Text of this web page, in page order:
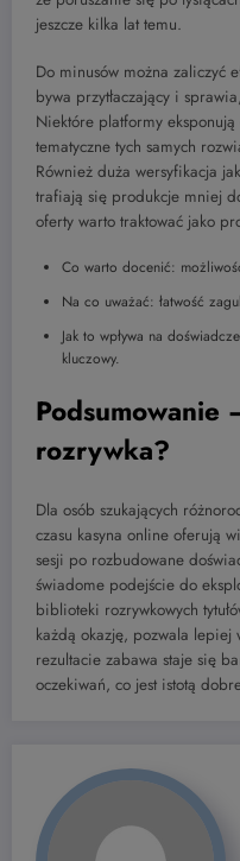
jeszcze kilka lat temu.
Do minusów można zaliczyć
bywa przytłaczający i
Niektóre platformy
tematyczne tych samych
Również duża wersyfikacja
trafiają się produkcje mniej
oferty warto traktować jako
Co warto docenić:
Na co uważać: łatwość
Jak to wpływa na
kluczowy.
rozrywka?
Dla osób szukających
czasu kasyna online oferują
sesji po rozbudowane
świadome podejście do
biblioteki rozrywkowych
każdą okazję, pozwala lepiej
rezultacie zabawa staje się
oczekiwań, co jest istotą